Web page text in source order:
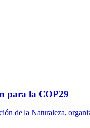
para la COP29